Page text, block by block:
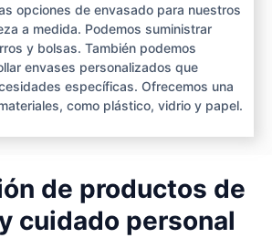
opciones de envasado para nuestros
a medida. Podemos suministrar
y bolsas. También podemos
envases personalizados que
específicas. Ofrecemos una
como plástico, vidrio y papel.
de productos de
cuidado personal